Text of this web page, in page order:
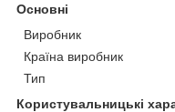
Основні
Виробник
Країна виробник
Тип
Користувальницькі